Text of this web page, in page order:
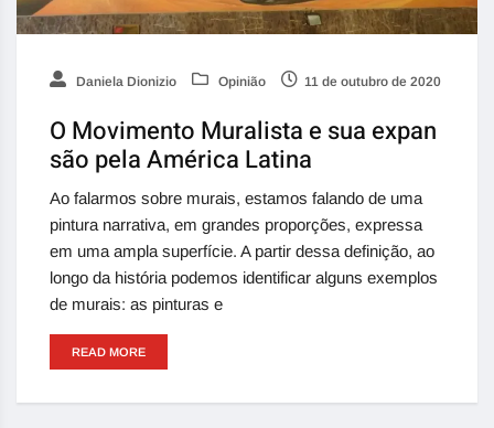
Daniela Dionizio Opinião 11 de outubro de 2020
O Movimento Muralista e sua expan
são pela América Latina
Ao falarmos sobre murais, estamos falando de uma
pintura narrativa, em grandes proporções, expressa
em uma ampla superfície. A partir dessa definição, ao
longo da história podemos identificar alguns exemplos
de murais: as pinturas e
READ MORE